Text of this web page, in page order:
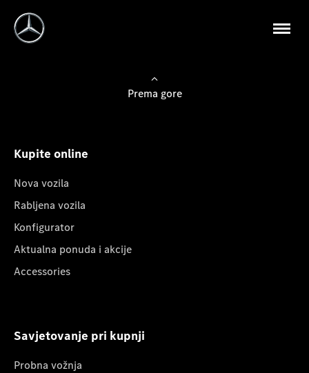
Prema gore
Kupite online
Nova vozila
Rabljena vozila
Konfigurator
Aktualna ponuda i akcije
Accessories
Savjetovanje pri kupnji
Probna vožnja